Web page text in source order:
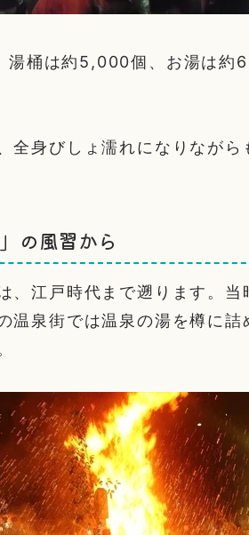
湯桶は約5,000個、お湯は約
全身びしょ濡れになりながら
の風習から
、江戸時代まで遡ります。
温泉街では温泉の湯を樽に詰